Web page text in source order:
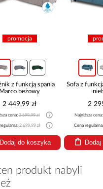
promocja
z funkcją spania
Marco beżowy
2 449,99 zł
cena:2 699,99 zł
2 699,99 zł
Dodaj do koszyka
Sofa z
2
Najniższa
Cena
produkt nabyli